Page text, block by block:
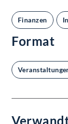
Finanzen
Format